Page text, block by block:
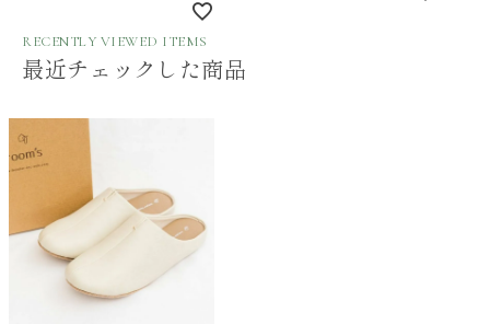
RECENTLY VIEWED ITEMS
最近チェックした商品